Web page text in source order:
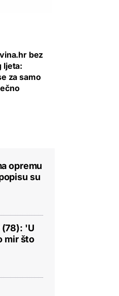
bez
ljeta:
za samo
opremu
su
'U
mir što